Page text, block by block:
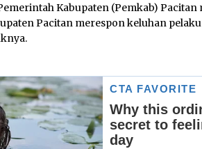
Kabupaten (Pemkab) Pacitan
Pacitan merespon keluhan